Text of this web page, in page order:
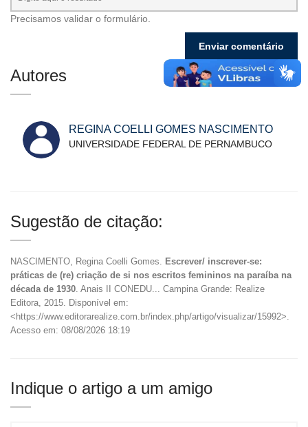
Precisamos validar o formulário.
Autores
REGINA COELLI GOMES NASCIMENTO
UNIVERSIDADE FEDERAL DE PERNAMBUCO
Sugestão de citação:
NASCIMENTO, Regina Coelli Gomes.
Escrever/ inscrever-se:
práticas de (re) criação de si nos escritos femininos na paraíba na
década de 1930 . Anais II CONEDU... Campina Grande: Realize
Editora, 2015. Disponível em:
<https://www.editorarealize.com.br/index.php/artigo/visualizar/15992>.
Acesso em: 08/08/2026 18:19
Indique o artigo a um amigo